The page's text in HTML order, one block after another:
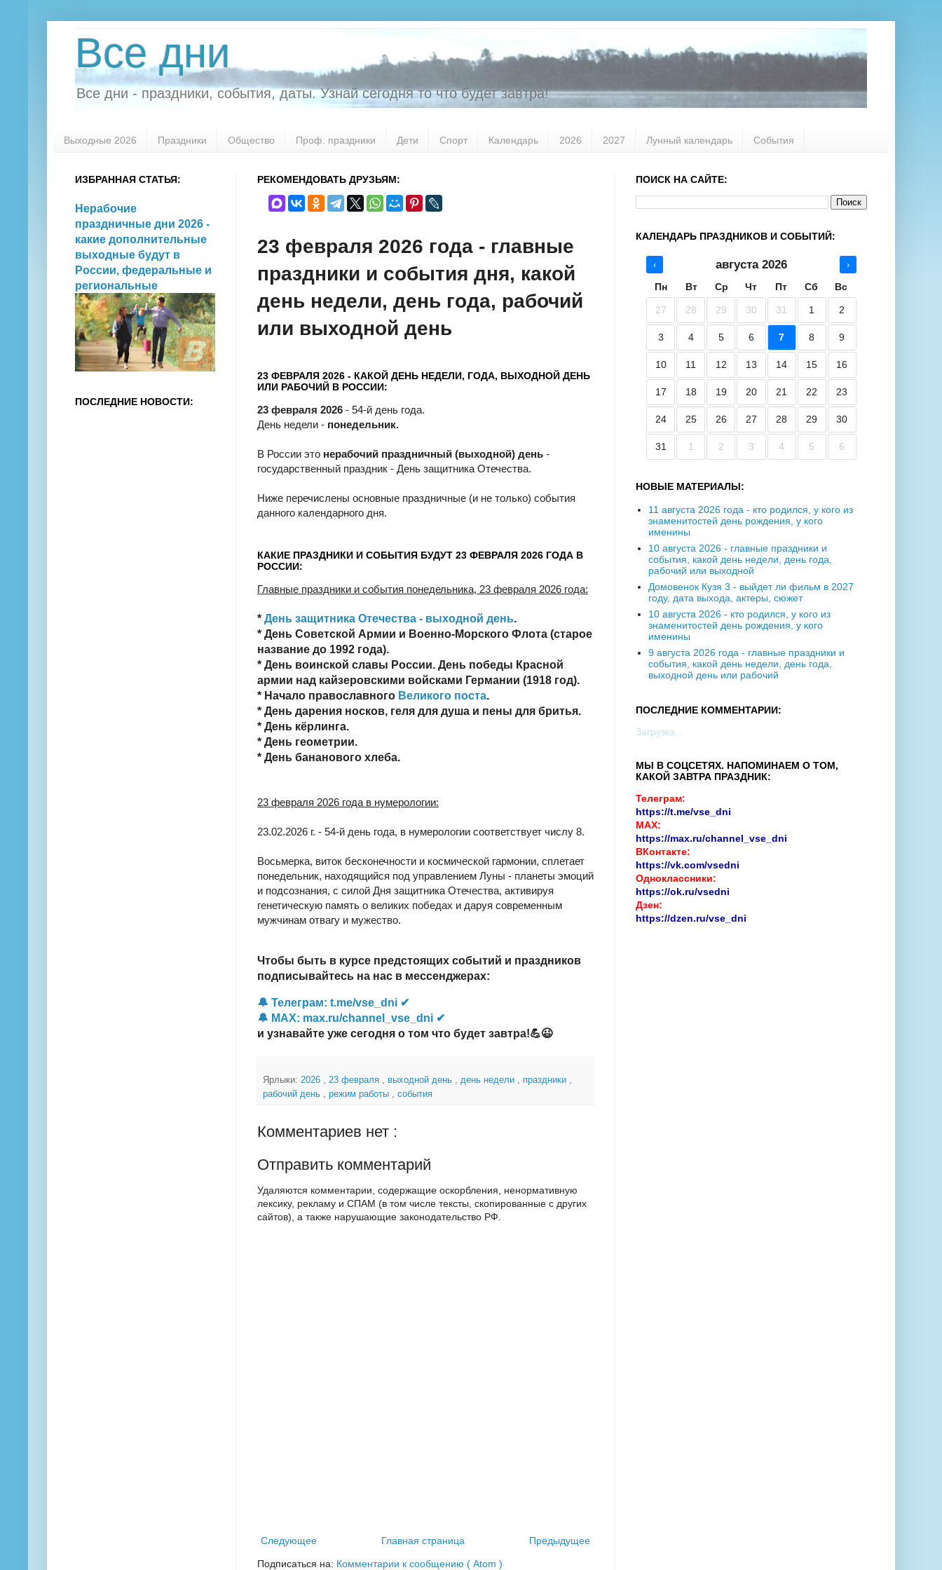
Все дни
Все дни - праздники, события, даты. Узнай сегодня то что будет завтра!
Выходные 2026 Праздники Общество Проф. праздники Дети Спорт Календарь 2026 2027 Лунный календарь События
РЕКОМЕНДОВАТЬ ДРУЗЬЯМ:
23 февраля 2026 года - главные
праздники и события дня, какой
день недели, день года, рабочий
или выходной день
23 ФЕВРАЛЯ 2026 - КАКОЙ ДЕНЬ НЕДЕЛИ, ГОДА, ВЫХОДНОЙ ДЕНЬ
ИЛИ РАБОЧИЙ В РОССИИ:
23 февраля 2026 - 54-й день года.
День недели - понедельник.
В России это нерабочий праздничный (выходной) день -
государственный праздник - День защитника Отечества.
Ниже перечислены основные праздничные (и не только) события
данного календарного дня.
КАКИЕ ПРАЗДНИКИ И СОБЫТИЯ БУДУТ 23 ФЕВРАЛЯ 2026 ГОДА В
РОССИИ:
Главные праздники и события понедельника, 23 февраля 2026 года:
* День защитника Отечества - выходной день.
* День Советской Армии и Военно‑Морского Флота (старое
название до 1992 года).
* День воинской славы России. День победы Красной
армии над кайзеровскими войсками Германии (1918 год).
* Начало православного Великого поста.
* День дарения носков, геля для душа и пены для бритья.
* День кёрлинга.
* День геометрии.
* День бананового хлеба.
23 февраля 2026 года в нумерологии:
23.02.2026 г. - 54-й день года, в нумерологии соответствует числу 8.
Восьмерка, виток бесконечности и космической гармонии, сплетает
понедельник, находящийся под управлением Луны - планеты эмоций
и подсознания, с силой Дня защитника Отечества, активируя
генетическую память о великих победах и даруя современным
мужчинам отвагу и мужество.
Чтобы быть в курсе предстоящих событий и праздников
подписывайтесь на нас в мессенджерах:
🔔 Телеграм: t.me/vse_dni ✔
🔔 MAX: max.ru/channel_vse_dni ✔
и узнавайте уже сегодня о том что будет завтра!💪😉
Ярлыки: 2026 23 февраля выходной день день недели праздники
рабочий день
режим работы события
Комментариев нет :
Отправить комментарий
Удаляются комментарии, содержащие оскорбления, ненормативную
лексику, рекламу и СПАМ (в том числе тексты, скопированные с других
сайтов), а также нарушающие законодательство РФ.
Следующее Предыдущее
Главная страница
Подписаться на: Комментарии к сообщению ( Atom )
ИЗБРАННАЯ СТАТЬЯ:
Нерабочие
праздничные дни 2026 -
какие дополнительные
выходные будут в
России, федеральные и
региональные
ПОСЛЕДНИЕ НОВОСТИ:
ПОИСК НА САЙТЕ:
КАЛЕНДАРЬ ПРАЗДНИКОВ И СОБЫТИЙ:
‹ августа 2026 ›
Пн Вт Ср Чт Пт Сб Вс
27 28 29 30 31 1 2
3 4 5 6 7 8 9
10 11 12 13 14 15 16
17 18 19 20 21 22 23
24 25 26 27 28 29 30
31 1 2 3 4 5 6
НОВЫЕ МАТЕРИАЛЫ:
11 августа 2026 года - кто родился, у кого из
знаменитостей день рождения, у кого
именины
10 августа 2026 - главные праздники и
события, какой день недели, день года,
рабочий или выходной
Домовенок Кузя 3 - выйдет ли фильм в 2027
году, дата выхода, актеры, сюжет
10 августа 2026 - кто родился, у кого из
знаменитостей день рождения, у кого
именины
9 августа 2026 года - главные праздники и
события, какой день недели, день года,
выходной день или рабочий
ПОСЛЕДНИЕ КОММЕНТАРИИ:
Загрузка...
МЫ В СОЦСЕТЯХ. НАПОМИНАЕМ О ТОМ,
КАКОЙ ЗАВТРА ПРАЗДНИК:
Телеграм:
https://t.me/vse_dni
MAX:
https://max.ru/channel_vse_dni
ВКонтакте:
https://vk.com/vsedni
Одноклассники:
https://ok.ru/vsedni
Дзен:
https://dzen.ru/vse_dni